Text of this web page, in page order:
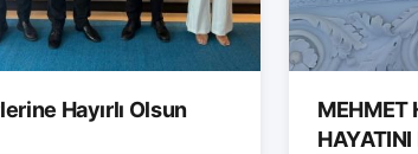
Hayırlı Olsun
MEHMET